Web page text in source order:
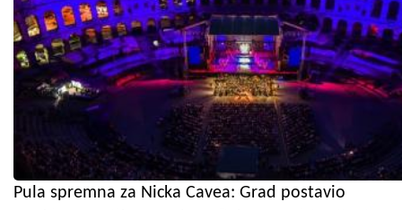
Pula spremna za Nicka Cavea: Grad postavio